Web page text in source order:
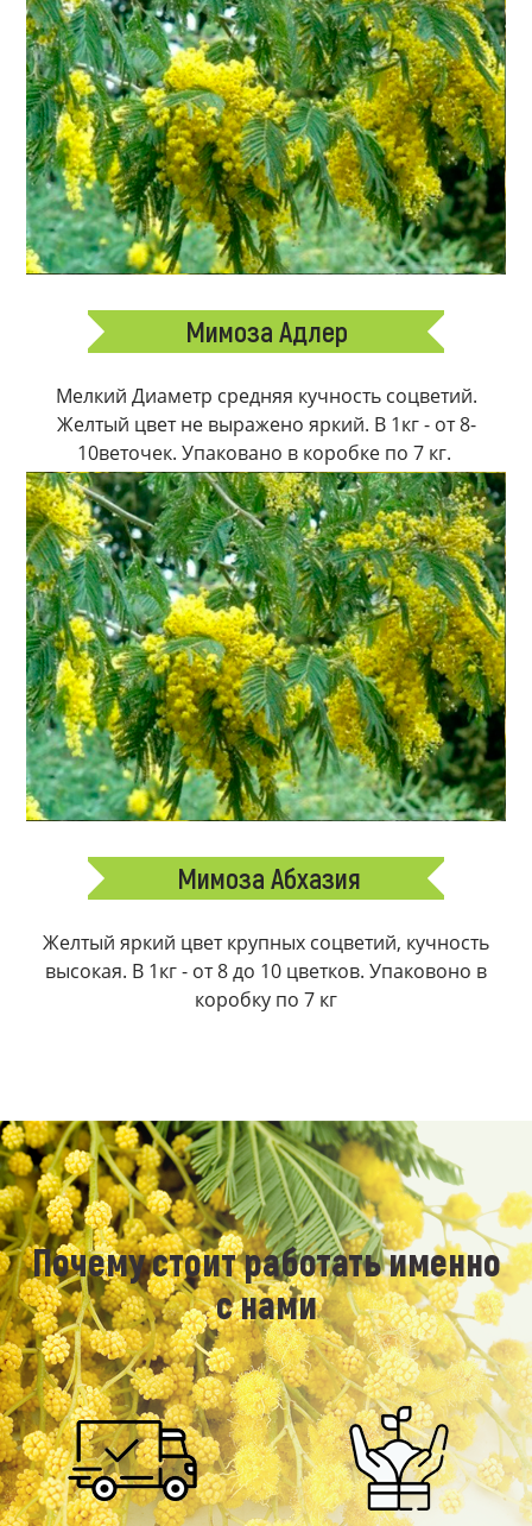
Мимоза Адлер
Мелкий Диаметр средняя кучность соцветий.
Желтый цвет не выражено яркий. В 1кг - от 8-
10веточек. Упаковано в коробке по 7 кг.
Мимоза Абхазия
Желтый яркий цвет крупных соцветий, кучность
высокая. В 1кг - от 8 до 10 цветков. Упаковоно в
коробку по 7 кг
Почему стоит работать именно
с нами